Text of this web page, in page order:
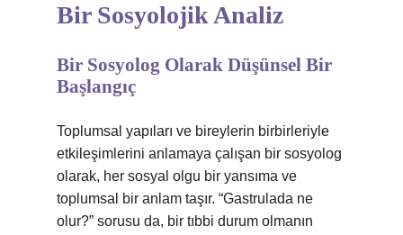
Bir Sosyolojik Analiz
Bir Sosyolog Olarak Düşünsel Bir
Başlangıç
Toplumsal yapıları ve bireylerin birbirleriyle
etkileşimlerini anlamaya çalışan bir sosyolog
olarak, her sosyal olgu bir yansıma ve
toplumsal bir anlam taşır. “Gastrulada ne
olur?” sorusu da, bir tıbbi durum olmanın